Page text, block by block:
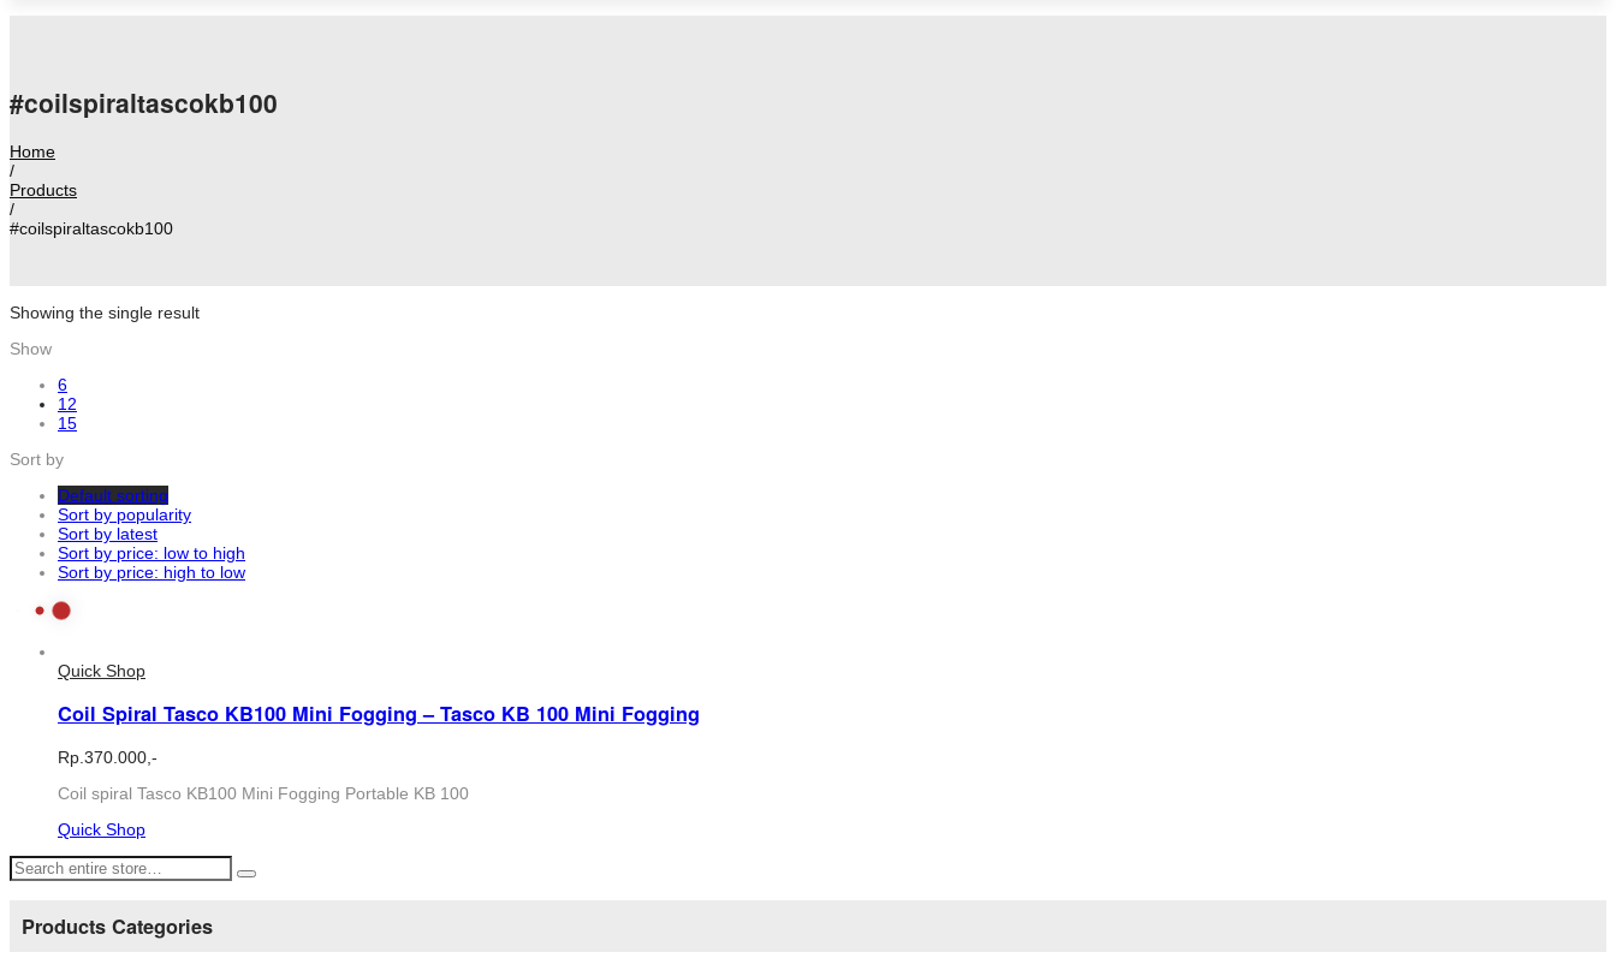
#coilspiraltascokb100
Home
/
Products
/
#coilspiraltascokb100
Showing the single result
Show
6
12
15
Sort by
Default sorting
Sort by popularity
Sort by latest
Sort by price: low to high
Sort by price: high to low
Quick Shop
Coil Spiral Tasco KB100 Mini Fogging – Tasco KB 100 Mini Fogging
Rp. 370.000,-
Coil spiral Tasco KB100 Mini Fogging Portable KB 100
Quick Shop
Products Categories